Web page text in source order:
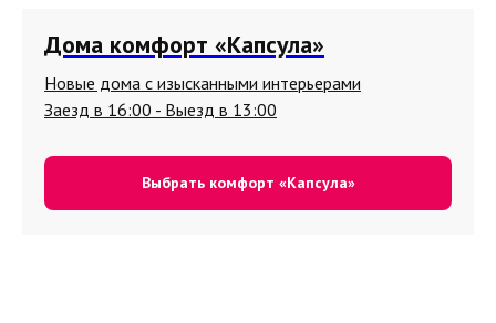
Дома комфорт «Капсула»
Новые дома с изысканными интерьерами
Заезд в 16:00 - Выезд в 13:00
Выбрать комфорт «Капсула»